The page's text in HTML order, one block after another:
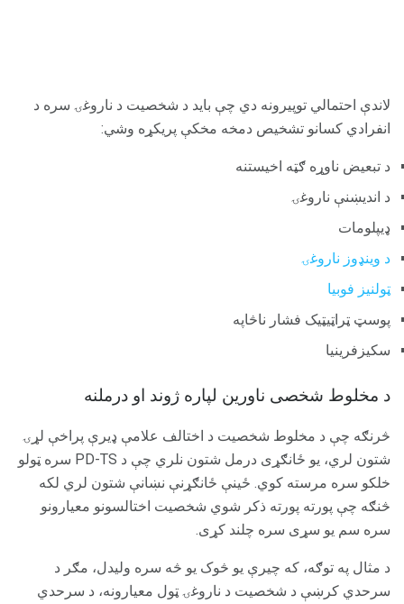
لاندې احتمالي توپیرونه دي چې باید د شخصیت د ناروغۍ سره د
انفرادي کسانو تشخیص دمخه مخکې پریکړه وشي:
د تبعیض ناوړه ګټه اخیستنه
د اندیښنې ناروغۍ
ډیپلومات
د وینډوز ناروغۍ
ټولنیز فوبیا
پوسټ ټراټیټیک فشار ناڅاپه
سکیزفرینیا
د مخلوط شخصی ناورین لپاره ژوند او درملنه
څرنګه چې د مخلوط شخصیت د اختالف علامې ډیرې پراخې لړۍ
شتون لري، یو ځانګړی درمل شتون نلري چې د PD-TS سره ټولو
خلکو سره مرسته کوي. ځینې ​​ځانګړنې نښانې شتون لري لکه
څنګه چې پورته پورته ذکر شوي شخصیت اختالسونو معیارونو
سره سم یو سړی سره چلند کړی.
د مثال په توګه، که چیرې یو څوک یو څه سره ولیدل، مګر د
سرحدي کرښې د شخصیت د ناروغۍ ټول معیارونه، د سرحدي